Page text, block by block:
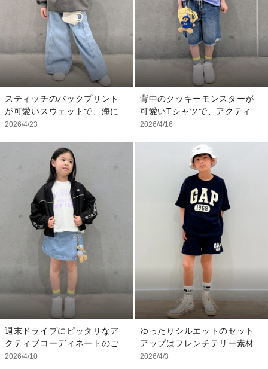
スティッチのバックプリント
が可愛いスウェットで、海に
ドライブコーディネート！
れ感が堪らないスウェット
は、バックプリントにスティ
ッチが！海へのドライブにピ
ッタリですよね！ 柔らかな
薄手の裏起毛で、肌寒い春に
もオススメなアイテムです。
着丈は長めでゆったりサイズ
でした！ ボトムスには、波
に見えちゃう？波々ステッチ
が可愛いワイドデニムを合わ
せて。デザイン性が高いボト
ムスは、シンプルなコーディ
ネートのポイントになりま
す！たけどが短めなアンクル
スタイルですが、ITOちゃん
は120cmで少し長めでし
た。 ちょっとお小遣いを入
2026/4/23
背中のクッキーモンスターが
可愛いTシャツで、アクティ
ブに遊べるコーディネートは
なってきたので、キャンプ
や、公園にお出掛けも増えて
きたこの季節にピッタリ！
何枚あってもいいTシャツ
は、背中にクッキーモンスタ
ーが！よーくみると全て表情
がちがうんです！ 今回は大
きめサイズで着てみました。
中に着たボーダーのタンクト
ップがチラッと見えてコーデ
ィネートのポイントに！ そ
んなトップスに合わせるの
は、使い勝手抜群なデニムシ
ョーツ！ どんなトップス
いのでアクティブに遊ぶシー
ンに大活躍間違いなしです！
2026/4/16
週末ドライブにピッタリなア
クティブコーディネートのご
紹介です。 カッコ可愛いウ
2026/4/10
ゆったりシルエットのセット
アップはフレンチテリー素材
なので夏も着ることができ
2026/4/3